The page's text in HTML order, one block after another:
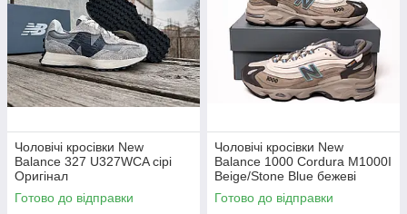
Чоловічі кросівки New
Balance 327 U327WCA сірі
Оригінал
Готово до відправки
Чоловічі кросівки New
Balance 1000 Cordura M1000I
Beige/Stone Blue бежеві
Оригінал
Готово до відправки